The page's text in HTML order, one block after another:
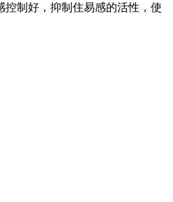
制好，抑制住易感的活性，使